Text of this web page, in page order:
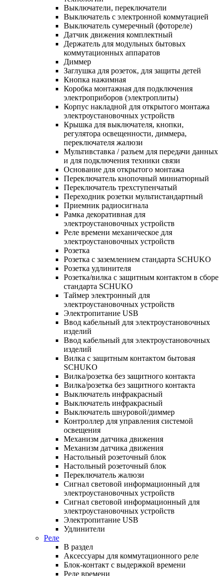
Выключатели, переключатели
Выключатель с электронной коммутацией
Выключатель сумеречный (фотореле)
Датчик движения комплектный
Держатель для модульных бытовых
коммутационных аппаратов
Диммер
Заглушка для розеток, для защиты детей
Кнопка нажимная
Коробка монтажная для подключения
электроприборов (электроплиты)
Корпус накладной для открытого монтажа
электроустановочных устройств
Крышка для выключателя, кнопки,
регулятора освещенности, диммера,
переключателя жалюзи
Мультивставка / разъем для передачи данных
и для подключения техники связи
Основание для открытого монтажа
Переключатель кнопочный миниатюрный
Переключатель трехступенчатый
Переходник розетки мультистандартный
Приемник радиосигнала
Рамка декоративная для
электроустановочных устройств
Реле времени механическое для
электроустановочных устройств
Розетка
Розетка с заземлением стандарта SCHUKO
Розетка удлинителя
Розетка/вилка с защитным контактом в сборе
стандарта SCHUKO
Таймер электронный для
электроустановочных устройств
Электропитание USB
Ввод кабельный для электроустановочных
изделий
Ввод кабельный для электроустановочных
изделий
Вилка с защитным контактом бытовая
SCHUKO
Вилка/розетка без защитного контакта
Вилка/розетка без защитного контакта
Выключатель инфракрасный
Выключатель инфракрасный
Выключатель шнуровой/диммер
Контроллер для управления системой
освещения
Механизм датчика движения
Механизм датчика движения
Настольный розеточный блок
Настольный розеточный блок
Переключатель жалюзи
Сигнал световой информационный для
электроустановочных устройств
Сигнал световой информационный для
электроустановочных устройств
Электропитание USB
Удлинители
Реле
В раздел
Аксессуары для коммутационного реле
Блок-контакт с выдержкой времени
Реле времени